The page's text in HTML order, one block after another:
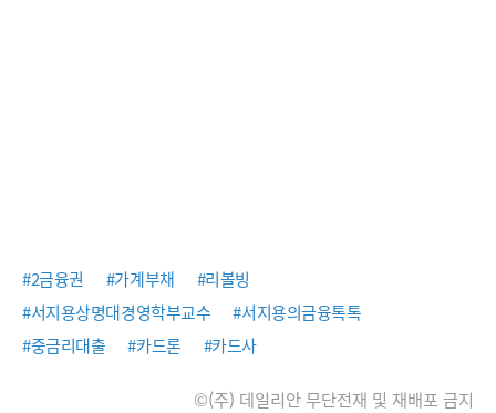
#2금융권 #가계부채
#리볼빙
#서지용상명대경영학부교수
#서지용의금융톡톡
#중금리대출
#카드론 #카드사
©(주) 데일리안 무단전재 및 재배포 금지